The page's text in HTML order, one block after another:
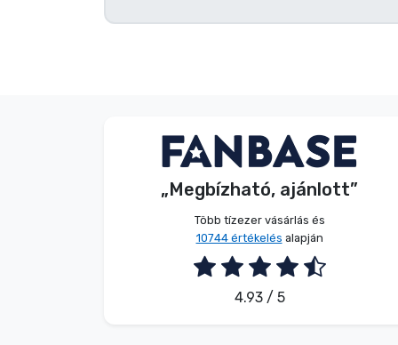
„Megbízható, ajánlott”
Több tízezer vásárlás és
10744 értékelés alapján
4.93 / 5
Név nélkül Vásárló
2026. 08. 07.